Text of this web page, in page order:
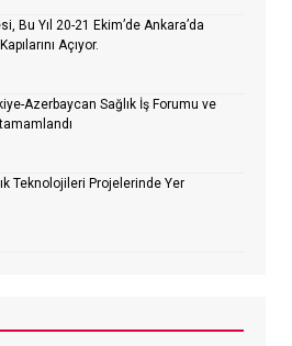
Bu Yıl 20-21 Ekim’de Ankara’da
Açıyor.
Azerbaycan Sağlık İş Forumu ve
Teknolojileri Projelerinde Yer